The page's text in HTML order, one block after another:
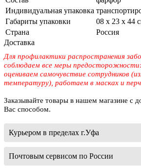
Индивидуальная упаковка
Габариты упаковки
08 х 23 х 44
Страна
Россия
Доставка
Для профилактики распространения
соблюдаем все меры
оцениваем самочувствие сотрудников
температуру), работаем в масках и
Заказывайте товары в нашем магазине с
Вас способом.
Курьером в пределах г.Уфа
Почтовым сервисом по России